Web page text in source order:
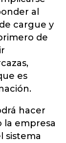
al
cargue y
de
es
hacer
la empresa
sistema